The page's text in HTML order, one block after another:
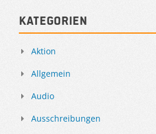
Kategorien
Aktion
Allgemein
Audio
Ausschreibungen